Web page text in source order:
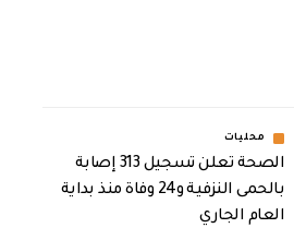
محليات
الصحة تعلن تسجيل 313 إصابة
بالحمى النزفية و24 وفاة منذ بداية
العام الجاري